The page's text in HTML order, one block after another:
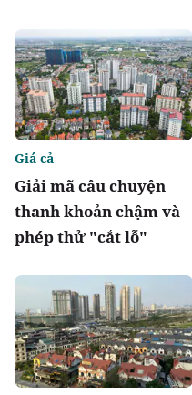
Giải mã câu chuyện
thanh khoản chậm và
phép thử "cắt lỗ"
Giá cả